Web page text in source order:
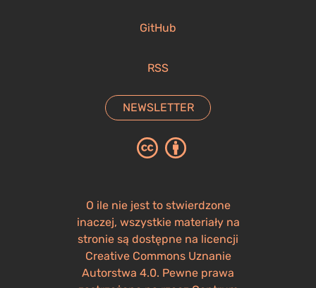
GitHub
RSS
NEWSLETTER
O ile nie jest to stwierdzone
inaczej, wszystkie materiały na
stronie są dostępne na licencji
Creative Commons Uznanie
Autorstwa 4.0. Pewne prawa